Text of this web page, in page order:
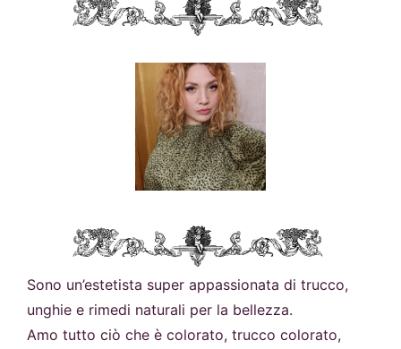
Sono un’estetista super appassionata di trucco,
unghie e rimedi naturali per la bellezza.
Amo tutto ciò che è colorato, trucco colorato,